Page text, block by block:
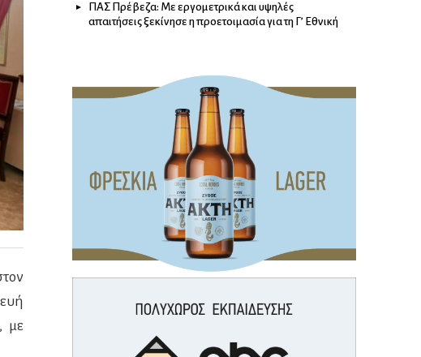
με
ΠΑΣ Πρέβεζα: Με εργομετρικά και υψηλές
απαιτήσεις ξεκίνησε η προετοιμασία για τη Γ’ Εθνική